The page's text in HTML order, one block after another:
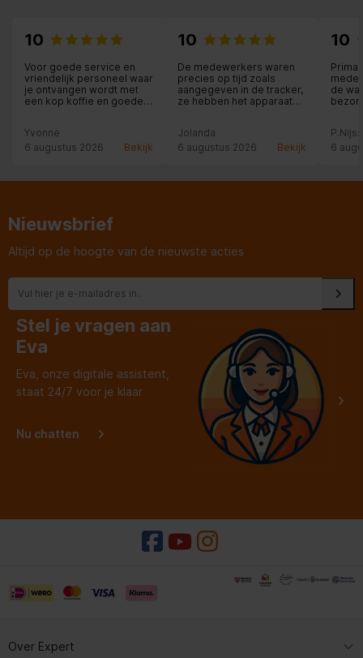
10
Voor goede service en
vriendelijk personeel waar
je ontvangen wordt met
een kop koffie en goede
Yvonne
6 augustus 2026
Bekijk
10
De medewerkers waren
precies op tijd zoals
aangegeven in de tracker,
ze hebben het apparaat
meegeholpen met
overladen en de oude
Jolanda
6 augustus 2026
Bekijk
10
Prima
de
6
Nieuwsbrief
Altijd op de hoogte van de nieuwste acties
Stel je vragen aan
Eva
Eva, onze digitale assistent,
staat 24/7 voor je klaar
Nu chatten
Over Expert